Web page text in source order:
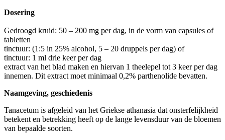
Dosering
Gedroogd kruid: 50 – 200 mg per dag, in de vorm van capsules of
tabletten
tinctuur: (1:5 in 25% alcohol, 5 – 20 druppels per dag) of
tinctuur: 1 ml drie keer per dag
extract van het blad maken en hiervan 1 theelepel tot 3 keer per dag
innemen. Dit extract moet minimaal 0,2% parthenolide bevatten.
Naamgeving, geschiedenis
Tanacetum is afgeleid van het Griekse athanasia dat onsterfelijkheid
betekent en betrekking heeft op de lange levensduur van de bloemen
van bepaalde soorten.